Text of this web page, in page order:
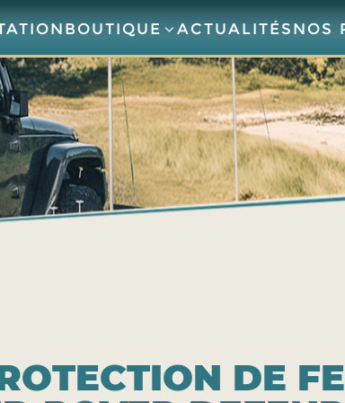
BOUTIQUE ACTUALITÉS NOS
DE